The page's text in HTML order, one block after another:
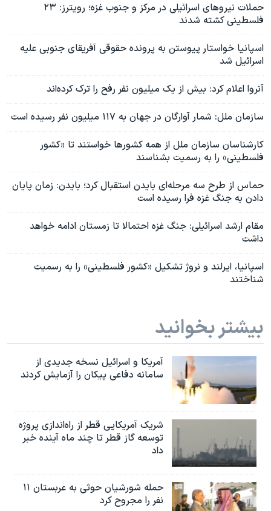
حملات نیروهای اسرائیلی در مرکز و جنوب غزه؛ رویترز: ۲۳
فلسطینی کشته شدند
اسپانیا خواستار پیوستن به پرونده حقوقی آفریقای جنوبی علیه
اسرائيل شد
آنروا اعلام کرد: بیش از یک میلیون نفر رفح را ترک کرده‌اند
سازمان ملل: شمار آوارگان در جهان به ۱۱۷ میلیون نفر رسیده است
کارشناسان سازمان ملل از همه کشورها خواستند تا «کشور
فلسطینی» را به رسمیت بشناسند
حماس از طرح سه مرحله‌ای بایدن استقبال کرد؛ بایدن: زمان پایان
دادن به جنگ غزه فرا رسیده است
مقام ارشد اسرائیلی: جنگ غزه احتمالا تا زمستان ادامه خواهد
داشت
اسپانیا، ایرلند و نروژ تشکیل «کشور فلسطینی» را به رسمیت
شناختند
بیشتر بخوانید
آمریکا و اسرائیل نسخه جدیدی از
سامانه دفاعی پیکان را آزمایش کردند
شریک آمریکایی قطر از راه‌اندازی پروژه
توسعه گاز قطر تا چند ماه آینده خبر
داد
حمله شورشیان حوثی به عربستان ۱۱
نفر را مجروح کرد